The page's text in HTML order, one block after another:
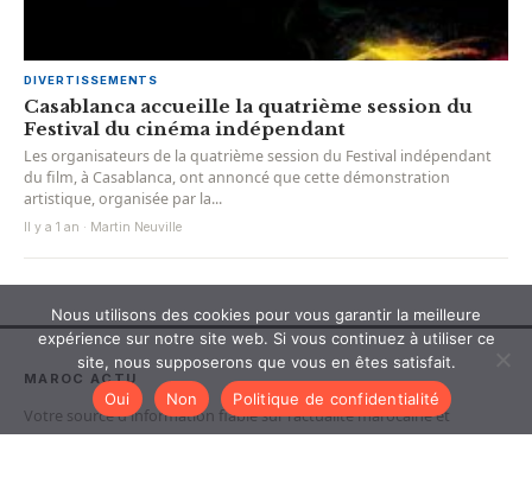
DIVERTISSEMENTS
Casablanca accueille la quatrième session du
Festival du cinéma indépendant
Les organisateurs de la quatrième session du Festival indépendant
du film, à Casablanca, ont annoncé que cette démonstration
artistique, organisée par la...
Il y a 1 an · Martin Neuville
MAROC ACTU
Votre source d'information fiable sur l'actualite marocaine et
internationale. Politique, economie, culture, tech et societe.
Nous utilisons des cookies pour vous garantir la meilleure
expérience sur notre site web. Si vous continuez à utiliser ce
site, nous supposerons que vous en êtes satisfait.
Oui
Non Politique de confidentialité